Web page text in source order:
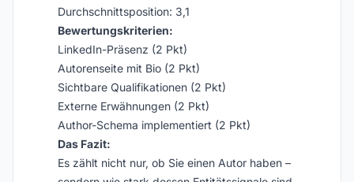
Durchschnittsposition: 3,1
Bewertungskriterien:
LinkedIn-Präsenz (2 Pkt)
Autorenseite mit Bio (2 Pkt)
Sichtbare Qualifikationen (2 Pkt)
Externe Erwähnungen (2 Pkt)
Author-Schema implementiert (2 Pkt)
Das Fazit:
Es zählt nicht nur, ob Sie einen Autor haben –